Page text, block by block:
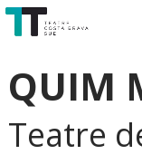
QUIM
Teatre